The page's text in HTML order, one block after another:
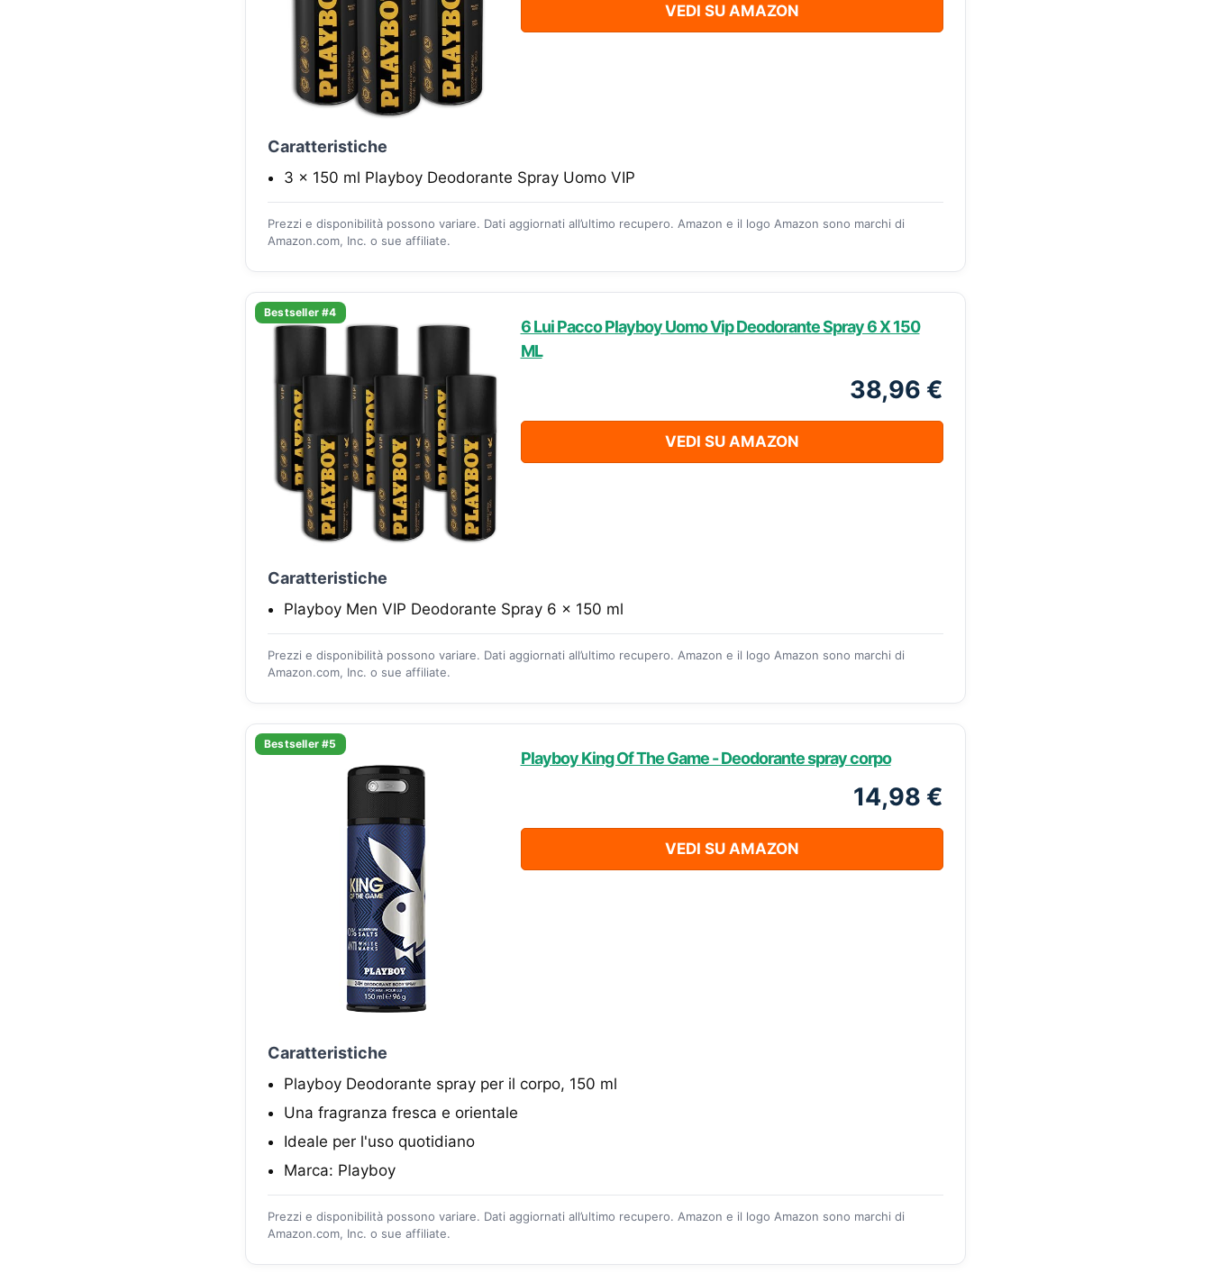
VEDI SU AMAZON
Caratteristiche
3 x 150 ml Playboy Deodorante Spray Uomo VIP
Prezzi e disponibilità possono variare. Dati aggiornati all’ultimo recupero. Amazon e il logo Amazon sono marchi di
Amazon.com, Inc. o sue affiliate.
Bestseller #4
6 Lui Pacco Playboy Uomo Vip Deodorante Spray 6 X 150
ML
38,96 €
VEDI SU AMAZON
Caratteristiche
Playboy Men VIP Deodorante Spray 6 x 150 ml
Prezzi e disponibilità possono variare. Dati aggiornati all’ultimo recupero. Amazon e il logo Amazon sono marchi di
Amazon.com, Inc. o sue affiliate.
Bestseller #5
Playboy King Of The Game - Deodorante spray corpo
14,98 €
VEDI SU AMAZON
Caratteristiche
Playboy Deodorante spray per il corpo, 150 ml
Una fragranza fresca e orientale
Ideale per l'uso quotidiano
Marca: Playboy
Prezzi e disponibilità possono variare. Dati aggiornati all’ultimo recupero. Amazon e il logo Amazon sono marchi di
Amazon.com, Inc. o sue affiliate.